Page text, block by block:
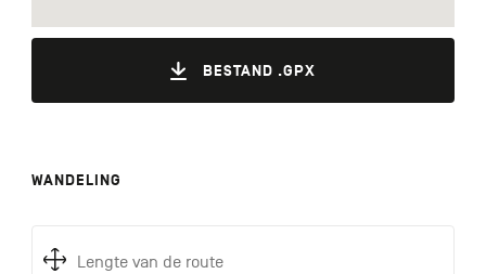
BESTAND .GPX
WANDELING
Lengte van de route